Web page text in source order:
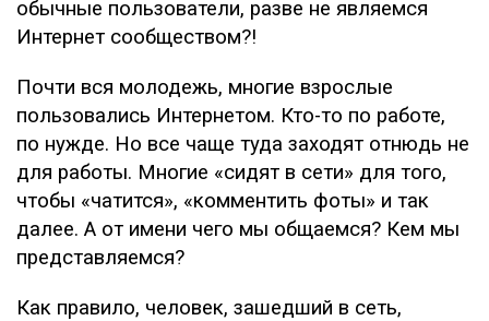
обычные пользователи, разве не являемся
Интернет сообществом?!
Почти вся молодежь, многие взрослые
пользовались Интернетом. Кто-то по работе,
по нужде. Но все чаще туда заходят отнюдь не
для работы. Многие «сидят в сети» для того,
чтобы «чатится», «комментить фоты» и так
далее. А от имени чего мы общаемся? Кем мы
представляемся?
Как правило, человек, зашедший в сеть,